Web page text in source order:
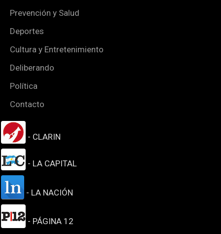
Prevención y Salud
Deportes
Cultura y Entretenimiento
Deliberando
Política
Contacto
- CLARIN
- LA CAPITAL
- LA NACIÓN
- PÁGINA 12